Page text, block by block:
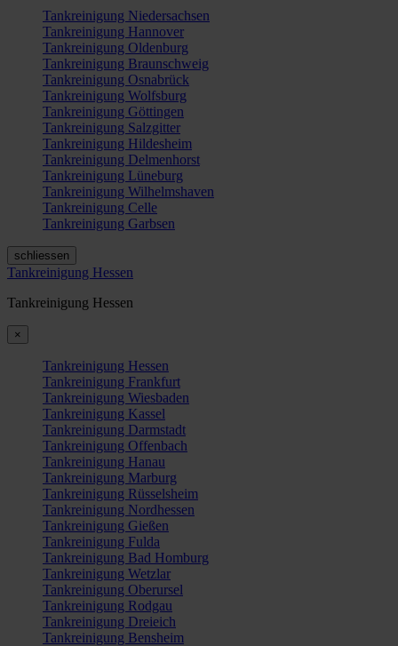
Tankreinigung Niedersachsen
Tankreinigung Hannover
Tankreinigung Oldenburg
Tankreinigung Braunschweig
Tankreinigung Osnabrück
Tankreinigung Wolfsburg
Tankreinigung Göttingen
Tankreinigung Salzgitter
Tankreinigung Hildesheim
Tankreinigung Delmenhorst
Tankreinigung Lüneburg
Tankreinigung Wilhelmshaven
Tankreinigung Celle
Tankreinigung Garbsen
schliessen
Tankreinigung Hessen
Tankreinigung Hessen
×
Tankreinigung Hessen
Tankreinigung Frankfurt
Tankreinigung Wiesbaden
Tankreinigung Kassel
Tankreinigung Darmstadt
Tankreinigung Offenbach
Tankreinigung Hanau
Tankreinigung Marburg
Tankreinigung Rüsselsheim
Tankreinigung Nordhessen
Tankreinigung Gießen
Tankreinigung Fulda
Tankreinigung Bad Homburg
Tankreinigung Wetzlar
Tankreinigung Oberursel
Tankreinigung Rodgau
Tankreinigung Dreieich
Tankreinigung Bensheim